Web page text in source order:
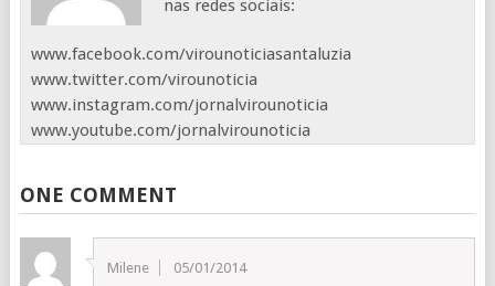
nas redes sociais:
www.facebook.com/virounoticiasantaluzia
www.twitter.com/virounoticia
www.instagram.com/jornalvirounoticia
www.youtube.com/jornalvirounoticia
ONE COMMENT
Milene 05/01/2014